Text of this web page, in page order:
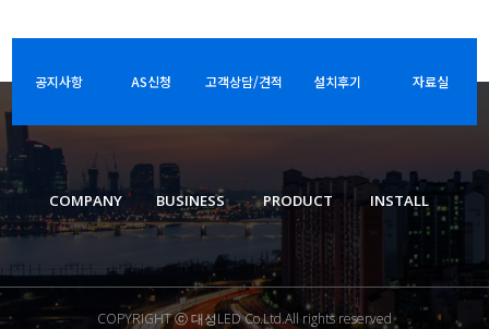
공지사항 AS신청 고객상담/견적 설치후기 자료실
COMPANY BUSINESS PRODUCT INSTALL
COPYRIGHT ⓒ 대성LED Co.Ltd.All rights reserved